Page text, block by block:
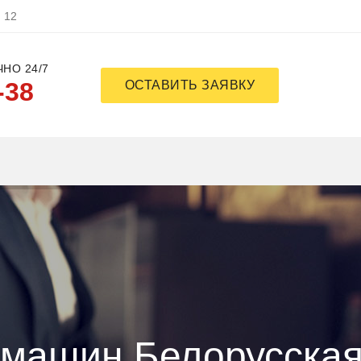
12
24/7
ОСТАВИТЬ ЗАЯВКУ